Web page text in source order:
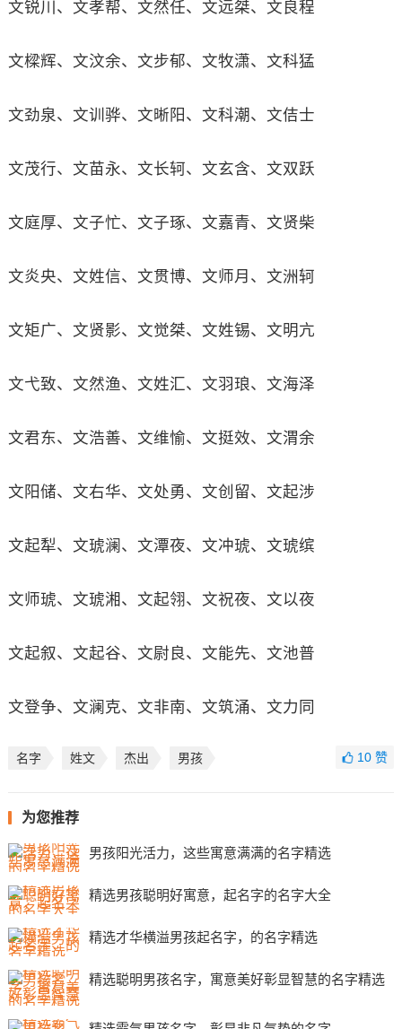
文锐川、文孝帮、文然任、文远桀、文良程
文樑辉、文汶余、文步郁、文牧潇、文科猛
文劲泉、文训骅、文晰阳、文科潮、文佶士
文茂行、文苗永、文长轲、文玄含、文双跃
文庭厚、文子忙、文子琢、文嘉青、文贤柴
文炎央、文姓信、文贯博、文师月、文洲轲
文矩广、文贤影、文觉桀、文姓锡、文明亢
文弋致、文然渔、文姓汇、文羽琅、文海泽
文君东、文浩善、文维愉、文挺效、文渭余
文阳储、文右华、文处勇、文创留、文起涉
文起犁、文琥澜、文潭夜、文冲琥、文琥缤
文师琥、文琥湘、文起翎、文祝夜、文以夜
文起叙、文起谷、文尉良、文能先、文池普
文登争、文澜克、文非南、文筑涌、文力同
名字 姓文 杰出 男孩 10赞
为您推荐
男孩阳光活力，这些寓意满满的名字精选
精选男孩聪明好寓意，起名字的名字大全
精选才华横溢男孩起名字，的名字精选
精选聪明男孩名字，寓意美好彰显智慧的名字精选